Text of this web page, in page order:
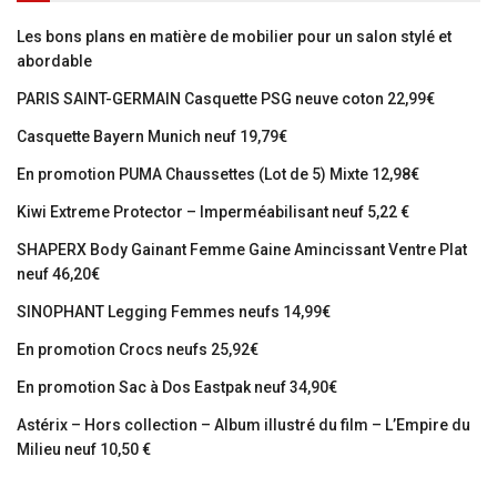
Les bons plans en matière de mobilier pour un salon stylé et
abordable
PARIS SAINT-GERMAIN Casquette PSG neuve coton 22,99€
Casquette Bayern Munich neuf 19,79€
En promotion PUMA Chaussettes (Lot de 5) Mixte 12,98€
Kiwi Extreme Protector – Imperméabilisant neuf 5,22 €
SHAPERX Body Gainant Femme Gaine Amincissant Ventre Plat
neuf 46,20€
SINOPHANT Legging Femmes neufs 14,99€
En promotion Crocs neufs 25,92€
En promotion Sac à Dos Eastpak neuf 34,90€
Astérix – Hors collection – Album illustré du film – L’Empire du
Milieu neuf 10,50 €